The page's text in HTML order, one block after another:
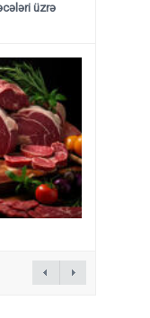
üzrə